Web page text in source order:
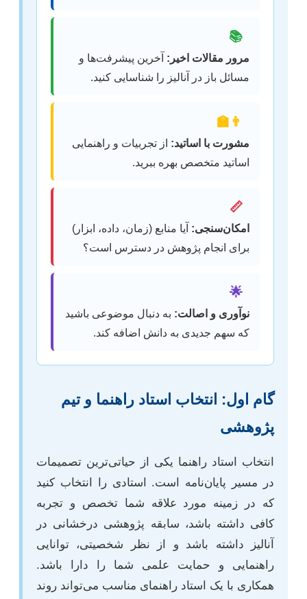
📚
مرور مقالات اخیر: آخرین پیشرفت‌ها و
مسائل باز در آنالیز را شناسایی کنید.
👨‍🏫
مشورت با اساتید: از تجربیات و راهنمایی
اساتید متخصص بهره ببرید.
📏
امکان‌سنجی: آیا منابع (زمان، داده، ابزار)
برای انجام پژوهش در دسترس است؟
🌟
نوآوری و اصالت: به دنبال موضوعی باشید
که سهم جدیدی به دانش اضافه کند.
گام اول: انتخاب استاد راهنما و تیم
پژوهشی
انتخاب استاد راهنما یکی از حیاتی‌ترین تصمیمات
در مسیر پایان‌نامه است. استادی را انتخاب کنید
که در زمینه مورد علاقه شما تخصص و تجربه
کافی داشته باشد، سابقه پژوهشی درخشانی در
آنالیز داشته باشد و از نظر شخصیتی، توانایی
راهنمایی و حمایت علمی شما را دارا باشد.
همکاری با یک استاد راهنمای مناسب می‌تواند روند